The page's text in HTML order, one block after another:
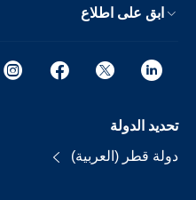
ابق على اطلاع
تحديد الدولة
دولة قطر (العربية)